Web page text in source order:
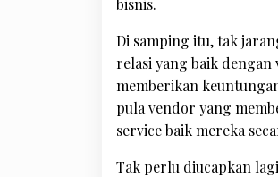
bisnis.
Di samping itu, tak
relasi yang baik
memberikan
pula vendor yang
service baik mereka
Tak perlu diucapkan